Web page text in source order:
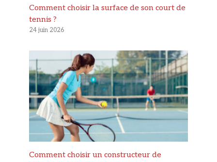
Comment choisir la surface de son court de
tennis ?
24 juin 2026
Comment choisir un constructeur de